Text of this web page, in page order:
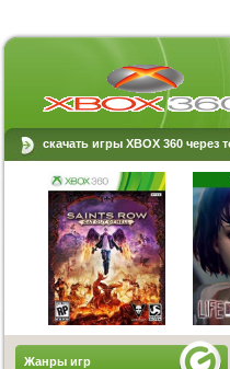
скачать игры XBOX 360 через
Жанры игр